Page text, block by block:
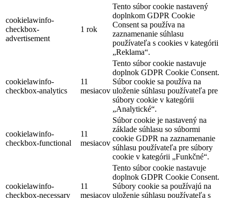
cookielawinfo-
checkbox-
advertisement
1 rok
Tento súbor cookie nastavený
doplnkom GDPR Cookie
Consent sa používa na
zaznamenanie súhlasu
používateľa s cookies v kategórii
„Reklama“.
cookielawinfo-
checkbox-analytics
11
mesiacov
Tento súbor cookie nastavuje
doplnok GDPR Cookie Consent.
Súbor cookie sa používa na
uloženie súhlasu používateľa pre
súbory cookie v kategórii
„Analytické“.
cookielawinfo-
checkbox-functional
11
mesiacov
Súbor cookie je nastavený na
základe súhlasu so súbormi
cookie GDPR na zaznamenanie
súhlasu používateľa pre súbory
cookie v kategórii „Funkčné“.
cookielawinfo-
checkbox-necessary
11
mesiacov
Tento súbor cookie nastavuje
doplnok GDPR Cookie Consent.
Súbory cookie sa používajú na
uloženie súhlasu používateľa s